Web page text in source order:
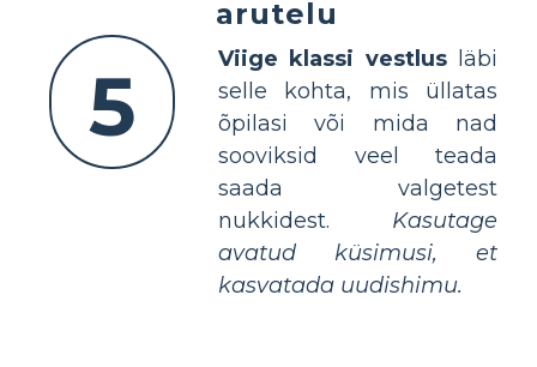
5
arutelu
Viige klassi vestlusläbi
selle kohta, mis üllatas
õpilasi või mida nad
sooviksid veel teada
saada valgetest
nukkidest. Kasutage
avatud küsimusi, et
kasvatada uudishimu.